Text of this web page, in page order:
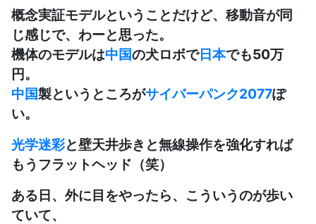
概念実証モデルということだけど、移動音が同
じ感じで、わーと思った。
機体のモデルは中国の犬ロボで日本でも50万
円。
中国製というところがサイバーパンク2077ぽ
い。
光学迷彩と壁天井歩きと無線操作を強化すれば
もうフラットヘッド（笑）
ある日、外に目をやったら、こういうのが歩い
ていて、